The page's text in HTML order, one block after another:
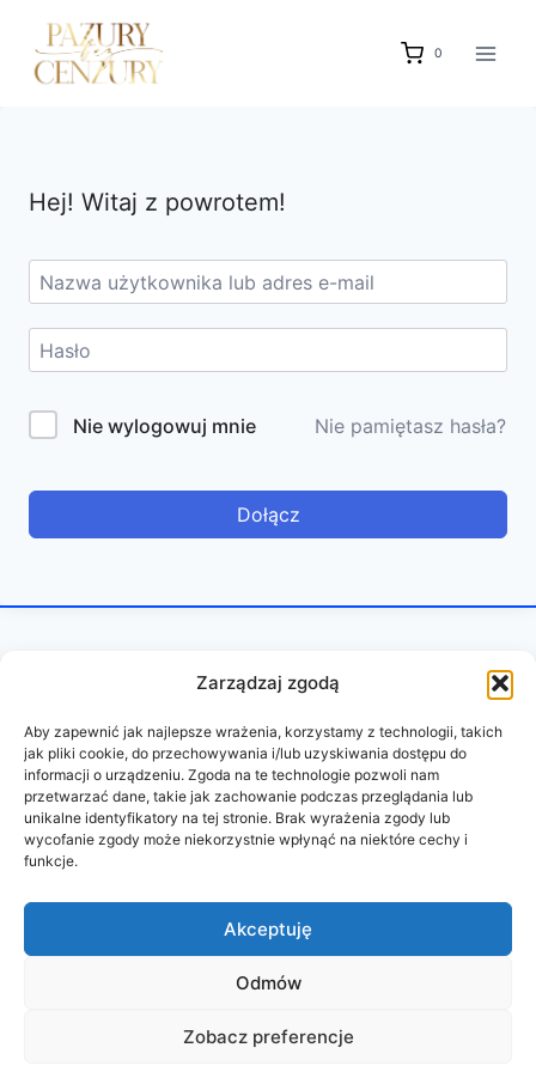
Zarządzaj zgodą
Aby zapewnić jak najlepsze wrażenia, korzystamy z technologii, takich
jak pliki cookie, do przechowywania i/lub uzyskiwania dostępu do
informacji o urządzeniu. Zgoda na te technologie pozwoli nam
przetwarzać dane, takie jak zachowanie podczas przeglądania lub
unikalne identyfikatory na tej stronie. Brak wyrażenia zgody lub
wycofanie zgody może niekorzystnie wpłynąć na niektóre cechy i
funkcje.
Akceptuję
Odmów
Zobacz preferencje
treści
0
Hej! Witaj z powrotem!
Nie wylogowuj mnie Nie pamiętasz hasła?
Dołącz
REGULAMIN POLITYKA PRYWATNOŚCI